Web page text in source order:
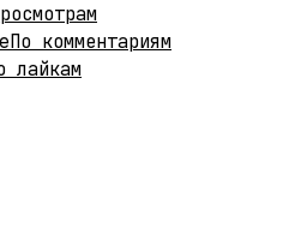
По комментариям
лайкам